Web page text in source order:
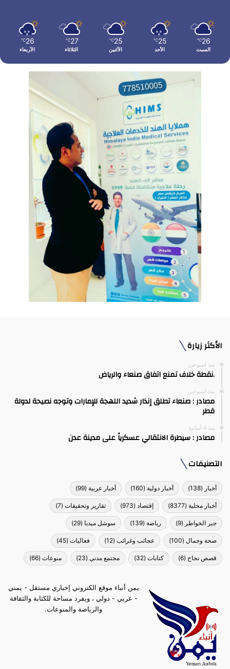
26
℃
السبت
25
℃
الأحد
25
℃
الأثنين
27
℃
الثلاثاء
26
℃
الأربعاء
الأكثر زيارة
منذ أسبوعين
.نقطة خلاف تمنع اتفاق صنعاء والرياض
منذ أسبوعين
مصادر : صنعاء تطلق إنذار شديد اللهجة للإمارات وتوجه نصيحة لدولة
قطر
منذ 4 أسابيع
مصادر : سيطرة الانتقالي عسكرياً على مدينة عدن
التصنيفات
أخبار (138) أخبار دولية (160) أخبار عربية (99)
أخبار محلية (8377) إقتصاد (973) تقارير وتحقيقات (7)
جبر الخواطر (9) رياضة (139) سوشل ميديا (29)
صحة وجمال (100) عجائب وغرائب (12) فعاليات (45)
قصص نجاح (6) كتابات (32) مجتمع مدني (23) منوعات (66)
يمن أنباء موقع الكتروني إخباري مستقل - يمني
- عربي - دولي ، ويفرد مساحة للكتابة والثقافة
والرياضة والمنوعات.